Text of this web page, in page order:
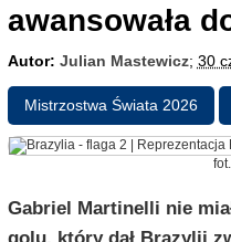
awansowała
Autor: Julian Mastewicz; 30
Mistrzostwa Świata 2026
Gabriel Martinelli nie